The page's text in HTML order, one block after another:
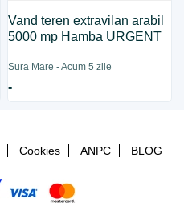
Vand teren extravilan arabil
5000 mp Hamba URGENT
Sura Mare - Acum 5 zile
-
Cookies ANPC BLOG